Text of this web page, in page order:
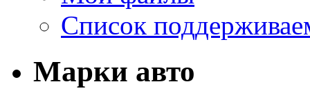
Список
Марки авто